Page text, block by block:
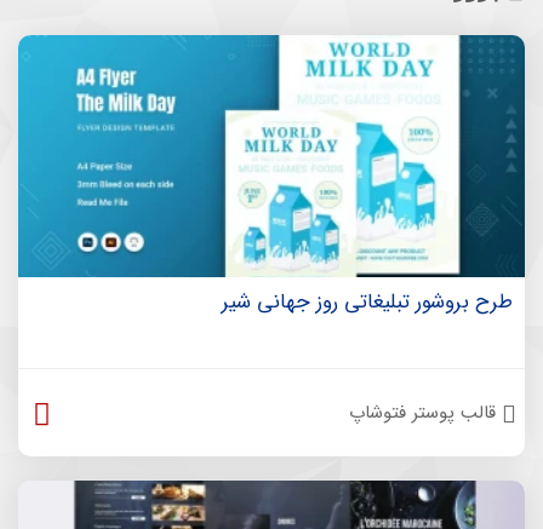
طرح بروشور تبلیغاتی روز جهانی شیر
قالب پوستر فتوشاپ